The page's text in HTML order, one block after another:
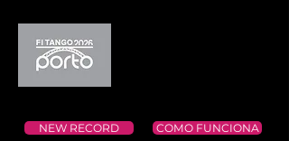
NEW RECORD COMO FUNCIONA